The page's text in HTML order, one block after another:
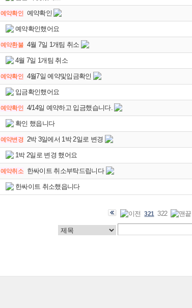
예약확인 예약확인
예약확인했어요
예약환불 4월 7일 1개팀 취소
4월 7일 1개팀 취소
예약확인 4월7일 예약및입금확인
입금확인했어요
예약확인 4/14일 예약하고 입금했습니다.
확인 했읍니다
예약변경 2박 3일에서 1박 2일로 변경
1박 2일로 변경 했어요
예약취소 한싸이트 취소부탁드립니다
한싸이트 취소했읍니다
321 322